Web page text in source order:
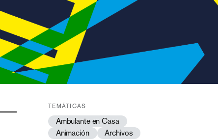
TEMÁTICAS
Ambulante en Casa
Animación
Archivos